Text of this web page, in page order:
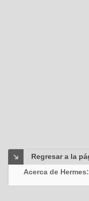
Regresar a la
Acerca de Hermes: